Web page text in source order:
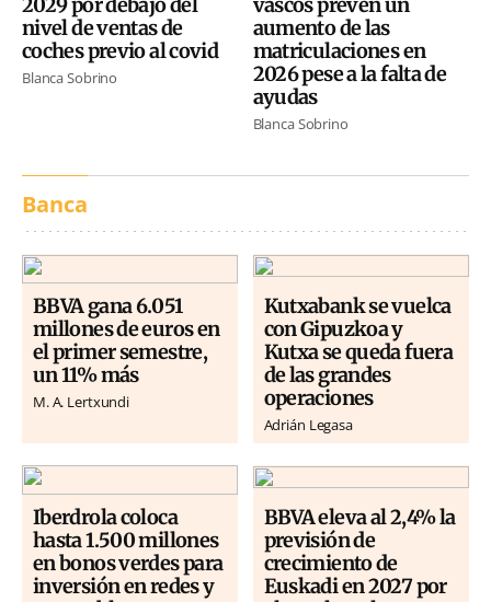
nivel de ventas de
coches previo al covid
Blanca Sobrino
aumento de las
matriculaciones en
2026 pese a la falta de
ayudas
Blanca Sobrino
Banca
BBVA gana 6.051
millones de euros en
el primer semestre,
un 11% más
M. A. Lertxundi
Kutxabank se vuelca
con Gipuzkoa y
Kutxa se queda fuera
de las grandes
operaciones
Adrián Legasa
Iberdrola coloca
hasta 1.500 millones
en bonos verdes para
inversión en redes y
BBVA eleva al 2,4% la
previsión de
crecimiento de
Euskadi en 2027 por